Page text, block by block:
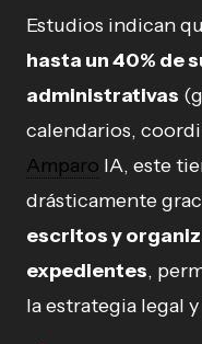
Estudios indican
hasta un 40% de
administrativas
calendarios,
Amparo IA, este
drásticamente
escritos y
expedientes,
la estrategia legal